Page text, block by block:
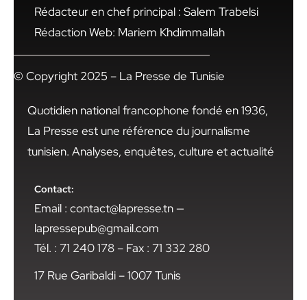
Rédacteur en chef principal : Salem Trabelsi
Rédaction Web: Mariem Khdimmallah
© Copyright 2025 – La Presse de Tunisie
Quotidien national francophone fondé en 1936,
La Presse est une référence du journalisme
tunisien. Analyses, enquêtes, culture et actualité
Contact:
Email : contact@lapresse.tn —
lapressepub@gmail.com
Tél. : 71 240 178 – Fax : 71 332 280
17 Rue Garibaldi – 1007 Tunis